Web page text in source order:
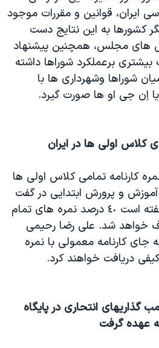
ايران، قوانين و مقررات موجود
کشورها به اين نتايج دست
های مجلس، همچنين پيشنهاد
برعملکرد شوراها داشته
شوراها وشهرداری ها با
اِن جی او ها صورت گيرد.
کلاس اولی ها در ايران
کارنامه تمامی کلاس اولی ها
و پرورش ابتدايی در گفت
و گو با ايسنا همچنين گفته است ٤٠ درصد نمره های تمام
خواهد شد. علی رضا رحيمی
كارنامه معمولی با نمره
گذاريهای انتحاری در پايگاه
عهده گرفت